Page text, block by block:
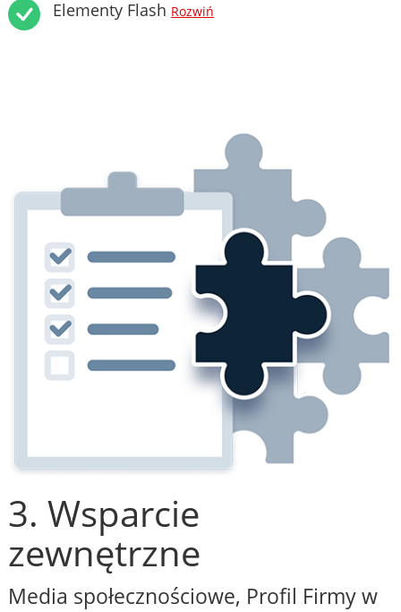
Elementy Flash Rozwiń
3. Wsparcie
zewnętrzne
Media społecznościowe, Profil Firmy w